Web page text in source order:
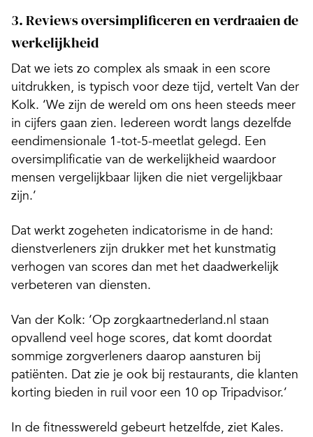
3. Reviews oversimplificeren en verdraaien de
werkelijkheid
Dat we iets zo complex als smaak in een score
uitdrukken, is typisch voor deze tijd, vertelt Van der
Kolk. ‘We zijn de wereld om ons heen steeds meer
in cijfers gaan zien. Iedereen wordt langs dezelfde
eendimensionale 1-tot-5-meetlat gelegd. Een
oversimplificatie van de werkelijkheid waardoor
mensen vergelijkbaar lijken die niet vergelijkbaar
zijn.’
Dat werkt zogeheten indicatorisme in de hand:
dienstverleners zijn drukker met het kunstmatig
verhogen van scores dan met het daadwerkelijk
verbeteren van diensten.
Van der Kolk: ‘Op zorgkaartnederland.nl staan
opvallend veel hoge scores, dat komt doordat
sommige zorgverleners daarop aansturen bij
patiënten. Dat zie je ook bij restaurants, die klanten
korting bieden in ruil voor een 10 op Tripadvisor.’
In de fitnesswereld gebeurt hetzelfde, ziet Kales.